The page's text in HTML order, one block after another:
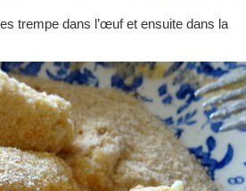
trempe dans l’œuf et ensuite dans la